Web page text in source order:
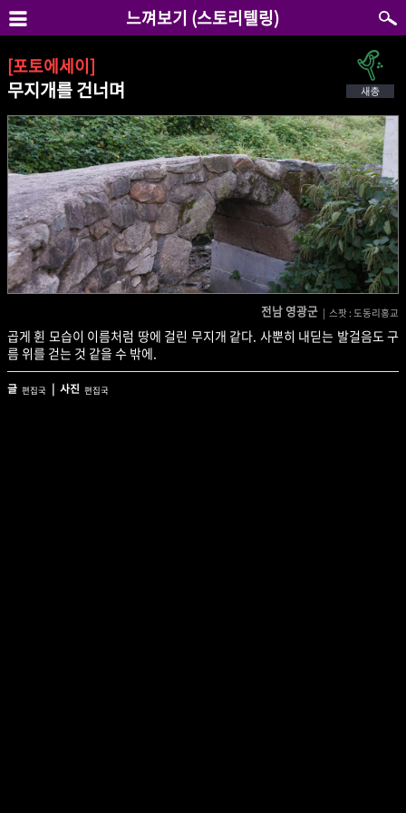
느껴보기 (스토리텔링)
[포토에세이]
무지개를 건너며
전남 영광군 | 스팟 : 도동리홍교
곱게 휜 모습이 이름처럼 땅에 걸린 무지개 같다. 사뿐히 내딛는 발걸음도 구
름 위를 걷는 것 같을 수 밖에.
글 편집국 | 사진 편집국